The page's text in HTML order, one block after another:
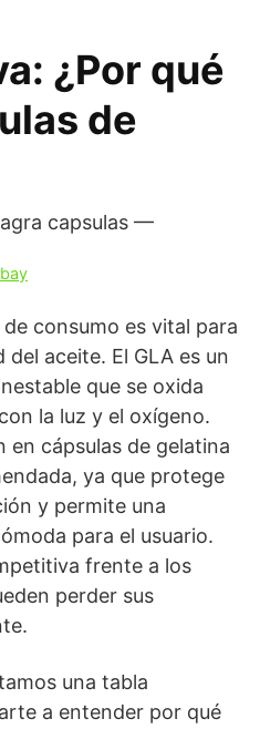
¿Por qué
de
consumo es vital para
aceite. El GLA es un
que se oxida
la luz y el oxígeno.
en cápsulas de gelatina
ya que protege
y permite una
para el usuario.
frente a los
perder sus
una tabla
a entender por qué